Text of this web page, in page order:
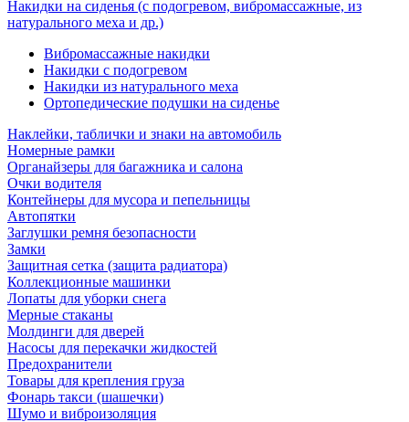
Накидки на сиденья (с подогревом, вибромассажные, из
натурального меха и др.)
Вибромассажные накидки
Накидки с подогревом
Накидки из натурального меха
Ортопедические подушки на сиденье
Наклейки, таблички и знаки на автомобиль
Номерные рамки
Органайзеры для багажника и салона
Очки водителя
Контейнеры для мусора и пепельницы
Автопятки
Заглушки ремня безопасности
Замки
Защитная сетка (защита радиатора)
Коллекционные машинки
Лопаты для уборки снега
Мерные стаканы
Молдинги для дверей
Насосы для перекачки жидкостей
Предохранители
Товары для крепления груза
Фонарь такси (шашечки)
Шумо и виброизоляция